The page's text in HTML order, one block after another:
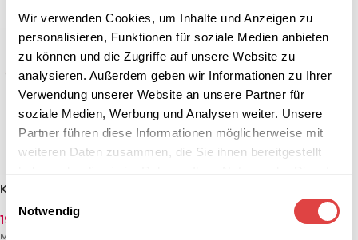
Wir verwenden Cookies, um Inhalte und Anzeigen zu
personalisieren, Funktionen für soziale Medien anbieten
zu können und die Zugriffe auf unsere Website zu
analysieren. Außerdem geben wir Informationen zu Ihrer
Verwendung unserer Website an unsere Partner für
soziale Medien, Werbung und Analysen weiter. Unsere
Partner führen diese Informationen möglicherweise mit
weiteren Daten zusammen, die Sie ihnen bereitgestellt
Einwilligungsauswahl
Notwendig
Klapptisch Holz Rechteckig
190,34€ –249,84
MwSt.)
Magnetic 183 x 76 cm